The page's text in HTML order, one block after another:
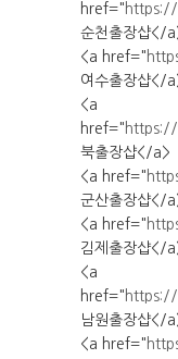
href="
순천출장샵</
<a href="
여수출장샵</
<a
href="
북출장샵</a>
<a href="
군산출장샵</
<a href="
김제출장샵</
<a
href="
남원출장샵</
<a href="